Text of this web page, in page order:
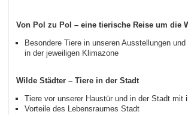
Von Pol zu Pol – eine tierische Reise um die
Besondere Tiere in unseren Ausstellungen
in der jeweiligen Klimazone
Wilde Städter – Tiere in der Stadt
Tiere vor unserer Haustür und in der Stadt mit
Vorteile des Lebensraumes Stadt